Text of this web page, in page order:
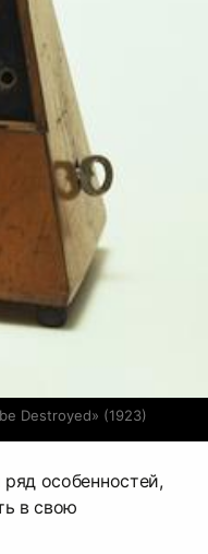
Destroyed» (1923)
особенностей,
в свою